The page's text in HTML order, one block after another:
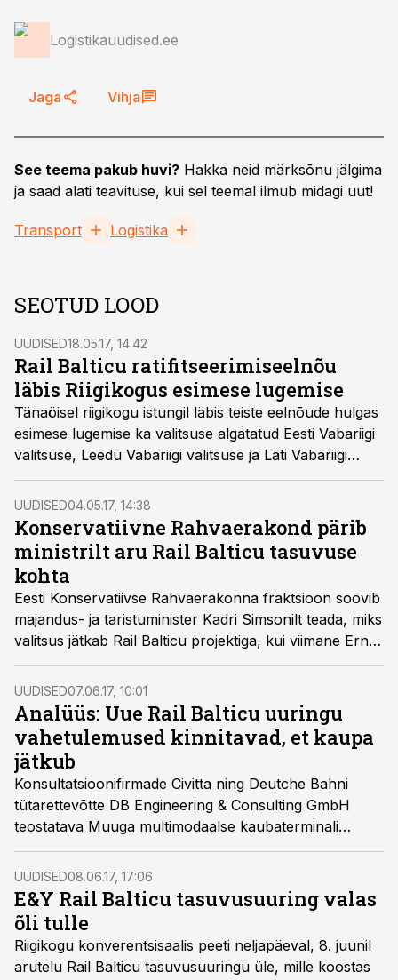
Logistikauudised.ee
Jaga Vihja
See teema pakub huvi? Hakka neid märksõnu jälgima
ja saad alati teavituse, kui sel teemal ilmub midagi uut!
Transport Logistika
SEOTUD LOOD
UUDISED18.05.17, 14:42
Rail Balticu ratifitseerimiseelnõu
läbis Riigikogus esimese lugemise
Tänaöisel riigikogu istungil läbis teiste eelnõude hulgas
esimese lugemise ka valitsuse algatatud Eesti Vabariigi
valitsuse, Leedu Vabariigi valitsuse ja Läti Vabariigi
valitsuse vahelise Rail Balticu / Rail Baltica
raudteeühenduse arendamise kokkuleppe
ratifitseerimise seaduse eelnõu.
UUDISED04.05.17, 14:38
Konservatiivne Rahvaerakond pärib
ministrilt aru Rail Balticu tasuvuse
kohta
Eesti Konservatiivse Rahvaerakonna fraktsioon soovib
majandus- ja taristuminister Kadri Simsonilt teada, miks
valitsus jätkab Rail Balticu projektiga, kui viimane Ernst
& Youngi uuring näitab projekti majanduslikult selgelt
kahjumlikuna, teatas EKRE.
UUDISED07.06.17, 10:01
Analüüs: Uue Rail Balticu uuringu
vahetulemused kinnitavad, et kaupa
jätkub
Konsultatsioonifirmade Civitta ning Deutche Bahni
tütarettevõtte DB Engineering & Consulting GmbH
teostatava Muuga multimodaalse kaubaterminali
analüüsi esialgsed tulemused näitavad Eesti Rail Balticu
trassiosale suuremat kaubamahtu kui varasemad
uuringud. Suuremat osakaalu nähakse Soome
kaupadel, samuti hinnatakse kõrgelt Muuga terminali
potentsiaali rahvusvahelise jaotuskeskusena, mis
teenindab Skandinaavia ja Loode-Venemaa turgu.
UUDISED08.06.17, 17:06
E&Y Rail Balticu tasuvusuuring valas
õli tulle
Riigikogu konverentsisaalis peeti neljapäeval, 8. juunil
arutelu Rail Balticu tasuvusuuringu üle, mille koostas